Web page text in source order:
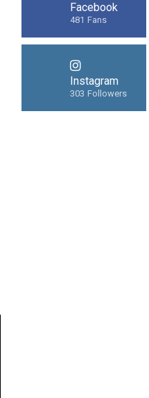
Facebook
481 Fans
Instagram
303 Followers